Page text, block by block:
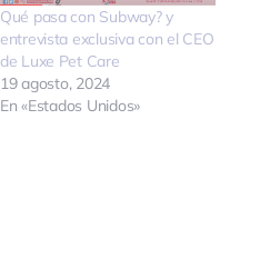
Qué pasa con Subway? y
entrevista exclusiva con el CEO
de Luxe Pet Care
19 agosto, 2024
En «Estados Unidos»